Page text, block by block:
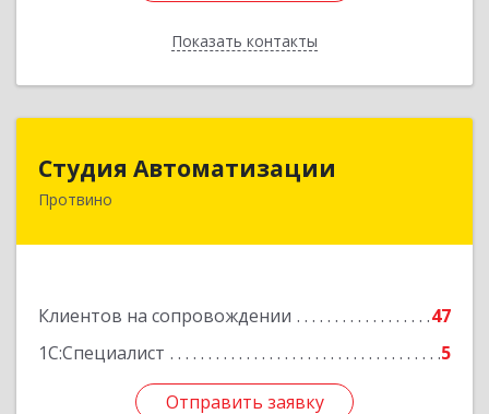
Показать контакты
Назад
Студия Автоматизации
Протвино
Клиентов на сопровождении
47
1С:Специалист
5
Отправить заявку
142281, Московская обл, Протвино г, Ленина
Отправить заявку